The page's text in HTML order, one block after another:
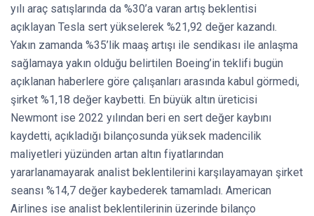
yılı araç satışlarında da %30’a varan artış beklentisi
açıklayan Tesla sert yükselerek %21,92 değer kazandı.
Yakın zamanda %35’lik maaş artışı ile sendikası ile anlaşma
sağlamaya yakın olduğu belirtilen Boeing’in teklifi bugün
açıklanan haberlere göre çalışanları arasında kabul görmedi,
şirket %1,18 değer kaybetti. En büyük altın üreticisi
Newmont ise 2022 yılından beri en sert değer kaybını
kaydetti, açıkladığı bilançosunda yüksek madencilik
maliyetleri yüzünden artan altın fiyatlarından
yararlanamayarak analist beklentilerini karşılayamayan şirket
seansı %14,7 değer kaybederek tamamladı. American
Airlines ise analist beklentilerinin üzerinde bilanço